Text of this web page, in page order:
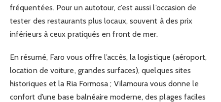
fréquentées. Pour un autotour, c’est aussi l’occasion de
tester des restaurants plus locaux, souvent à des prix
inférieurs à ceux pratiqués en front de mer.
En résumé, Faro vous offre l’accès, la logistique (aéroport,
location de voiture, grandes surfaces), quelques sites
historiques et la Ria Formosa ; Vilamoura vous donne le
confort d’une base balnéaire moderne, des plages faciles